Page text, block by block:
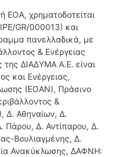
ΕΟΑ, χρηματοδοτείται
GR/000013) και
πανελλαδικά, με
& Ενέργειας
της ΔΙΑΔΥΜΑ Α.Ε. είναι
και Ενέργειας,
(ΕΟΑΝ), Πράσινο
&
Δ. Αθηναίων, Δ.
Πάρου, Δ. Αντίπαρου, Δ.
Βουλιαγμένης, Δ.
Ανακύκλωσης, ΔΑΦΝΗ: